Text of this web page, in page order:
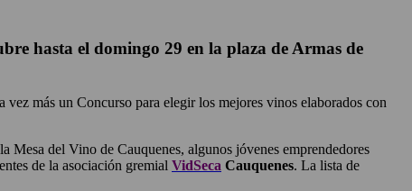
hasta el domingo 29 en la plaza de Armas de
vez más un Concurso para elegir los mejores vinos elaborados con
Mesa del Vino de Cauquenes, algunos jóvenes emprendedores
de la asociación gremial VidSeca Cauquenes. La lista de